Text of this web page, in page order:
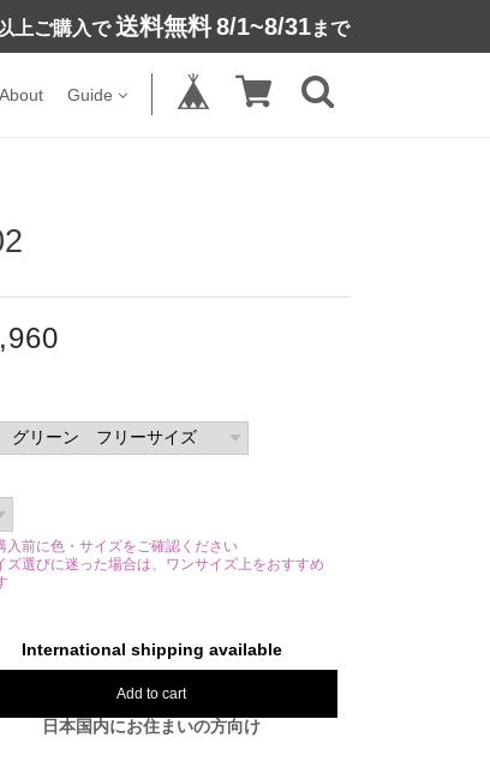
上ご購入で 送料無料8/1~8/31まで
About Guide
入前に色・サイズをご確認ください
ズ選びに迷った場合は、ワンサイズ上をおすすめ
International shipping available
Add to cart
日本国内にお住まいの方向け